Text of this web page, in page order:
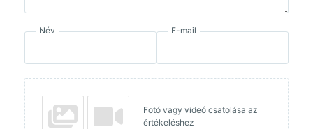
Név E-mail
Fotó vagy videó csatolása az
értékeléshez